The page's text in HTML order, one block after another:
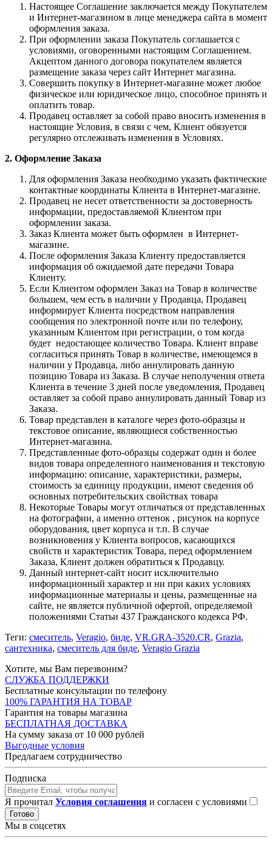
Настоящее Соглашение заключается между Покупателем
и Интернет-магазином в лице менеджера сайта в момент
оформления заказа.
При оформлении заказа Покупатель соглашается с
условиями, оговоренными настоящим Соглашением.
Акцептом данного договора покупателем является
размещение заказа через сайт Интернет магазина.
Совершить покупку в Интернет-магазине может любое
физическое или юридическое лицо, способное принять и
оплатить товар.
Продавец оставляет за собой право вносить изменения в
настоящие Условия, в связи с чем, Клиент обязуется
регулярно отслеживать изменения в Условиях.
2. Оформление Заказа
Для оформления Заказа необходимо указать фактические
контактные координаты Клиента в Интернет-магазине.
Продавец не несет ответственности за достоверность
информации, предоставляемой Клиентом при
оформлении заказа.
Заказ Клиента может быть оформлен в Интернет-
магазине.
После оформления Заказа Клиенту предоставляется
информация об ожидаемой дате передачи Товара
Клиенту.
Если Клиентом оформлен Заказ на Товар в количестве
большем, чем есть в наличии у Продавца, Продавец
информирует Клиента посредством направления
сообщения по электронной почте или по телефону,
указанным Клиентом при регистрации, о том когда
будет недостающее количество Товара. Клиент вправе
согласиться принять Товар в количестве, имеющемся в
наличии у Продавца, либо аннулировать данную
позицию Товара из Заказа. В случае неполучения ответа
Клиента в течение 3 дней после уведомления, Продавец
оставляет за собой право аннулировать данный Товар из
Заказа.
Товар представлен в каталоге через фото-образцы и
текстовое описание, являющиеся собственностью
Интернет-магазина.
Представленные фото-образцы содержат один и более
видов товара определенного наименования и текстовую
информацию: описание, характеристики, размеры,
стоимость за единицу продукции, имеют сведения об
основных потребительских свойствах товара
Некоторые Товары могут отличаться от представленных
на фотографии, а именно оттенок , рисунок на корпусе
оборудования, цвет корпуса и т.п. В случае
возникновения у Клиента вопросов, касающихся
свойств и характеристик Товара, перед оформлением
Заказа, Клиент должен обратиться к Продавцу.
Данный интернет-сайт носит исключительно
информационный характер и ни при каких условиях
информационные материалы и цены, размещенные на
сайте, не является публичной офертой, определяемой
положениями Статьи 437 Гражданского кодекса РФ.
Теги: смеситель, Veragio, биде, VR.GRA-3520.CR, Grazia,
сантехника, смеситель для биде, Veragio Grazia
Хотите, мы Вам перезвоним?
СЛУЖБА ПОДДЕРЖКИ
Бесплатные консультации по телефону
100% ГАРАНТИЯ НА ТОВАР
Гарантия на товары магазина
БЕСПЛАТНАЯ ДОСТАВКА
На сумму заказа от 10 000 рублей
Выгодные условия
Предлагаем сотрудничество
Подписка
Я прочитал Условия соглашения и согласен с условиями
Готово
Мы в соцсетях